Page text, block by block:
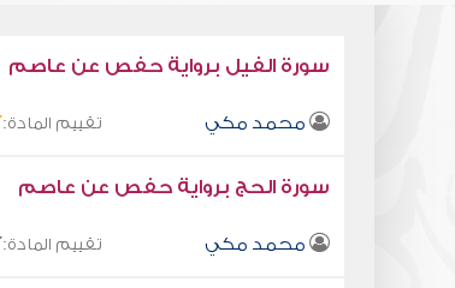
سورة الفيل برواية حفص عن عاصم
محمد مكي تقييم المادة:
سورة الحج برواية حفص عن عاصم
محمد مكي تقييم المادة: